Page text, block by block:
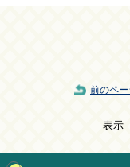
前のペ
表示